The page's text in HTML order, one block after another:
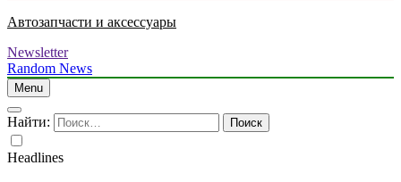
Автозапчасти и аксессуары
Newsletter
Random News
Menu
Найти:
Headlines